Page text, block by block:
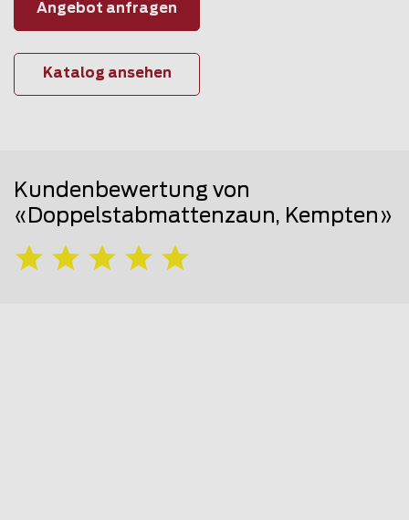
Angebot anfragen
Katalog ansehen
Kundenbewertung von
«Doppelstabmattenzaun, Kempten»